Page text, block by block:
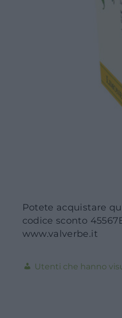
Potete acquistare
codice sconto
www.valverbe.it